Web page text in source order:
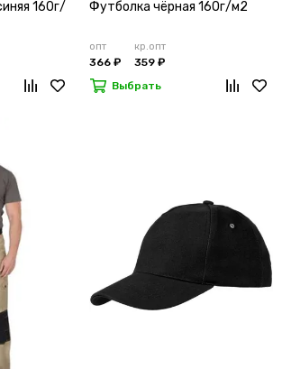
160г/
Футболка чёрная 160г/м2
опт
366 ₽
кр.опт
359 ₽
Выбрать